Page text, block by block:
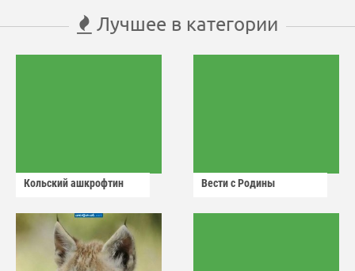
Лучшее в категории
Кольский ашкрофтин Вести с Родины